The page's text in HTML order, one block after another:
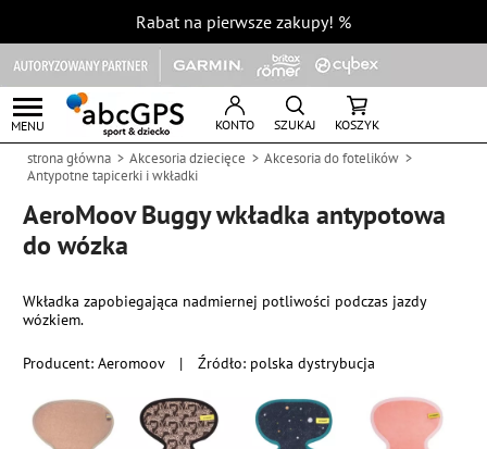
Rabat na pierwsze zakupy! %
MENU KONTO SZUKAJ KOSZYK
strona główna Akcesoria dziecięce
Akcesoria do fotelików
Antypotne tapicerki i wkładki
AeroMoov Buggy wkładka antypotowa
do wózka
Producent:Aeromoov | Źródło: polska dystrybucja
Wkładka zapobiegająca nadmiernej potliwości podczas jazdy
wózkiem.